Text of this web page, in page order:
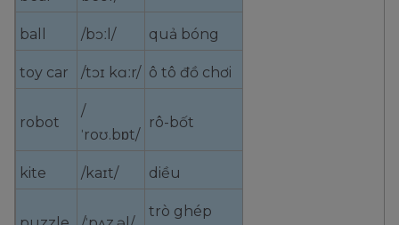
ball /bɔːl/ quả bóng
toy car /tɔɪ kɑːr/ ô tô đồ chơi
robot
/
ˈroʊ.bɒt/
rô-bốt
kite /kaɪt/ diều
trò ghép